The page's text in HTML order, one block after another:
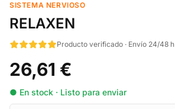
SISTEMA NERVIOSO
RELAXEN
Producto verificado · Envío 24/48 h
26,61 €
● En stock · Listo para enviar